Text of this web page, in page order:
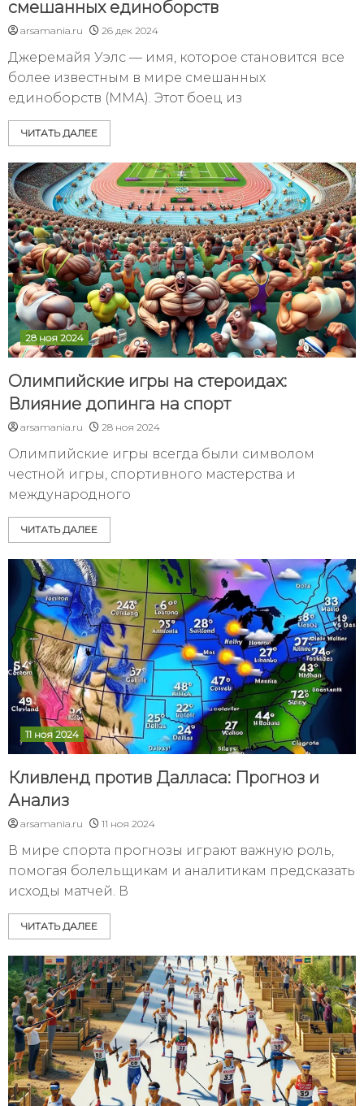
смешанных единоборств
arsamania.ru 26 дек 2024
Джеремайя Уэлс — имя, которое становится все
более известным в мире смешанных
единоборств (ММА). Этот боец из
ЧИТАТЬ ДАЛЕЕ
28 ноя 2024
Олимпийские игры на стероидах:
Влияние допинга на спорт
arsamania.ru 28 ноя 2024
Олимпийские игры всегда были символом
честной игры, спортивного мастерства и
международного
ЧИТАТЬ ДАЛЕЕ
11 ноя 2024
Кливленд против Далласа: Прогноз и
Анализ
arsamania.ru 11 ноя 2024
В мире спорта прогнозы играют важную роль,
помогая болельщикам и аналитикам предсказать
исходы матчей. В
ЧИТАТЬ ДАЛЕЕ